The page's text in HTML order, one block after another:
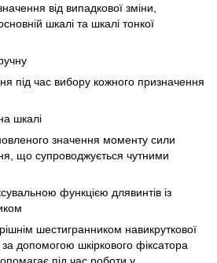
від випадкової зміни,
шкалі та шкалі тонкої
під час вибору кожного призначення
шкалі
значення моменту сили
що супроводжується чутними
функцією длявинтів із
шестигранником навикруткової
за допомогою шкіркового фіксатора